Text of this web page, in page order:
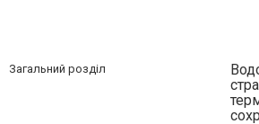
Загальний розділ